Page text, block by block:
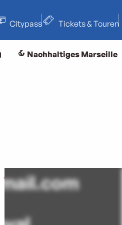
Citypass Tickets & Touren
Nachhaltiges Marseille